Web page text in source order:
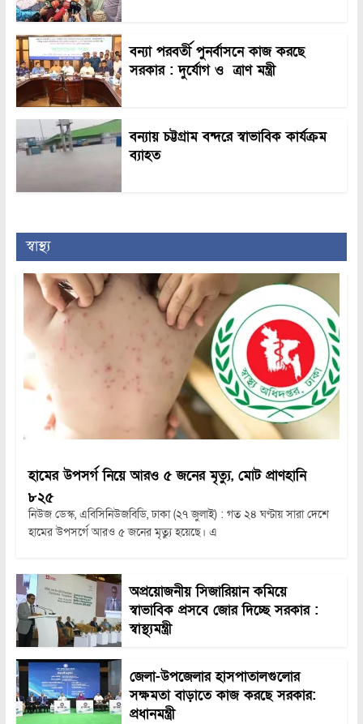
বন্যা পরবর্তী পুনর্বাসনে কাজ করছে
সরকার : দুর্যোগ ও ত্রাণ মন্ত্রী
বন্যায় চট্টগ্রাম বন্দরে স্বাভাবিক কার্যক্রম
ব্যাহত
স্বাস্থ্য
হামের উপসর্গ নিয়ে আরও ৫ জনের মৃত্যু, মোট প্রাণহানি
৮২৫
নিউজ ডেস্ক, এবিসিনিউজবিডি, ঢাকা (২৭ জুলাই) : গত ২৪ ঘণ্টায় সারা দেশে
হামের উপসর্গে আরও ৫ জনের মৃত্যু হয়েছে। এ
অপ্রয়োজনীয় সিজারিয়ান কমিয়ে
স্বাভাবিক প্রসবে জোর দিচ্ছে সরকার :
স্বাস্থ্যমন্ত্রী
জেলা-উপজেলার হাসপাতালগুলোর
সক্ষমতা বাড়াতে কাজ করছে সরকার:
প্রধানমন্ত্রী